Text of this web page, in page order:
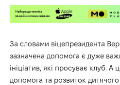
За словами віцепрезидента
зазначена допомога є дуже
ініціатив, які просуває клуб. А
допомога та розвиток